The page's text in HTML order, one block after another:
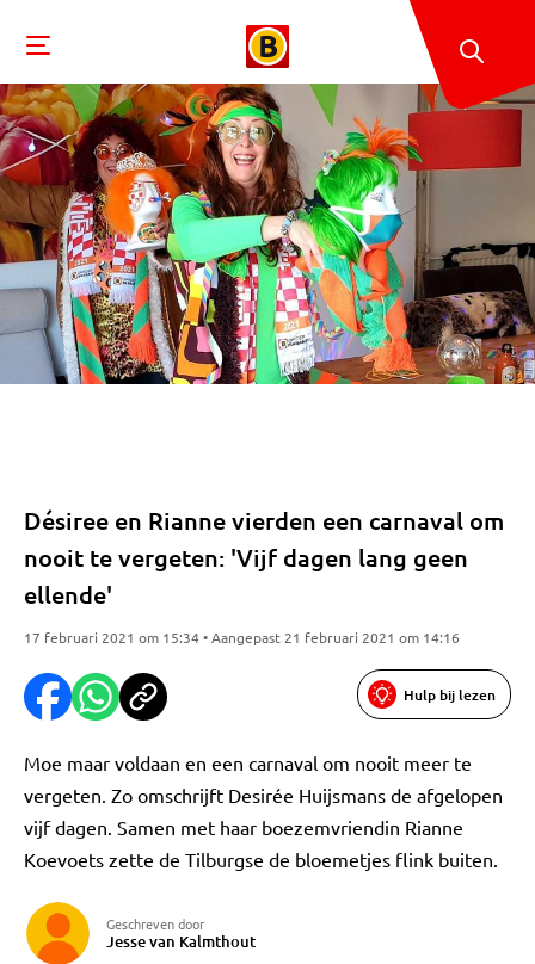
Désiree en Rianne vierden een carnaval om
nooit te vergeten: 'Vijf dagen lang geen
ellende'
17 februari 2021 om 15:34 • Aangepast 21 februari 2021 om 14:16
Hulp bij lezen
Moe maar voldaan en een carnaval om nooit meer te
vergeten. Zo omschrijft Desirée Huijsmans de afgelopen
vijf dagen. Samen met haar boezemvriendin Rianne
Koevoets zette de Tilburgse de bloemetjes flink buiten.
Geschreven door
Jesse van Kalmthout